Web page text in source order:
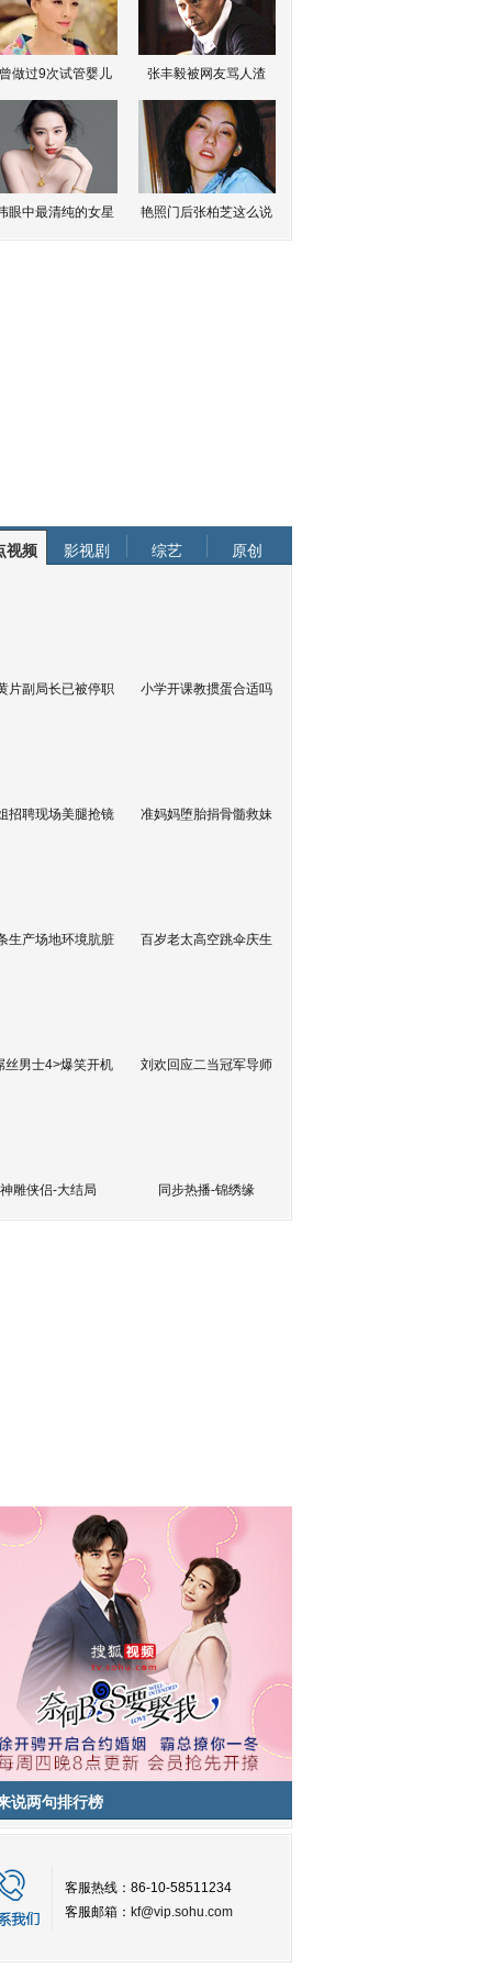
做过9次试管婴儿 张丰毅被网友骂人渣
眼中最清纯的女星 艳照门后张柏芝这么说
视频 影视剧 综艺 原创
片副局长已被停职 小学开课教掼蛋合适吗
招聘现场美腿抢镜 准妈妈堕胎捐骨髓救妹
生产场地环境肮脏 百岁老太高空跳伞庆生
丝男士4>爆笑开机 刘欢回应二当冠军导师
神雕侠侣-大结局 同步热播-锦绣缘
说两句排行榜
客服热线：86-10-58511234
客服邮箱： kf@vip.sohu.com